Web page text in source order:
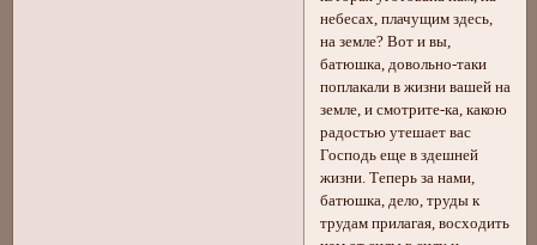
небесах, плачущим здесь,
на земле? Вот и вы,
батюшка, довольно-таки
поплакали в жизни вашей на
земле, и смотрите-ка, какою
радостью утешает вас
Господь еще в здешней
жизни. Теперь за нами,
батюшка, дело, труды к
трудам прилагая, восходить